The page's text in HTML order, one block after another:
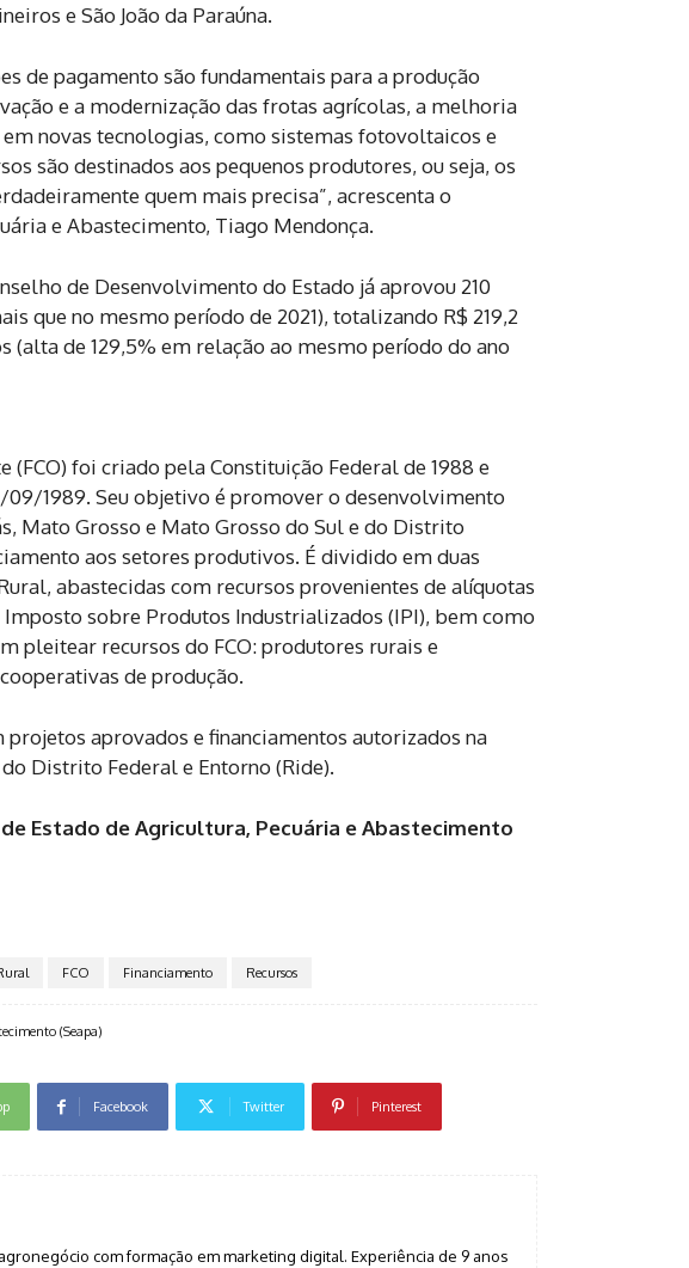
e São João da Paraúna.
de pagamento são fundamentais para a produção
e a modernização das frotas agrícolas, a melhoria
novas tecnologias, como sistemas fotovoltaicos e
são destinados aos pequenos produtores, ou seja, os
quem mais precisa”, acrescenta o
e Abastecimento, Tiago Mendonça.
de Desenvolvimento do Estado já aprovou 210
que no mesmo período de 2021), totalizando R$ 219,2
de 129,5% em relação ao mesmo período do ano
(FCO) foi criado pela Constituição Federal de 1988 e
09/1989. Seu objetivo é promover o desenvolvimento
Mato Grosso e Mato Grosso do Sul e do Distrito
aos setores produtivos. É dividido em duas
abastecidas com recursos provenientes de alíquotas
Imposto sobre Produtos Industrializados (IPI), bem como
pleitear recursos do FCO: produtores rurais e
de produção.
aprovados e financiamentos autorizados na
Distrito Federal e Entorno (Ride).
Estado de Agricultura, Pecuária e Abastecimento
FCO Financiamento Recursos
(Seapa)
Facebook Twitter Pinterest
com formação em marketing digital. Experiência de 9 anos